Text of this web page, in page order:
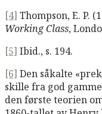
[4] Thompson, E. P.
Working Class,
[5] Ibid., s. 194.
[6] Den såkalte
skille fra god
den første teorien